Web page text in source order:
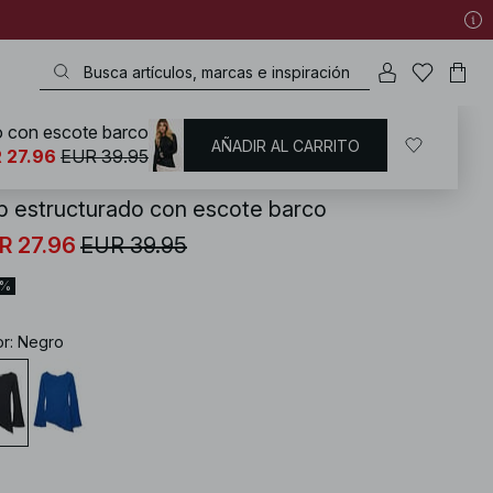
/ Tops / Camisetas de manga larga
estructurado con escote barco
27.96 EUR 39.95
: Negro
con escote barco
27.96 EUR 39.95 AÑADIR AL CARRITO